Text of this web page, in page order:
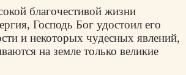
благочестивой жизни
Господь Бог удостоил его
и некоторых чудесных явлений,
на земле только великие